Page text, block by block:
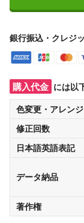
銀行振込・クレジ
購入代金 には以
色変更・アレンジ
修正回数
日本語英語表記
データ納品
著作権